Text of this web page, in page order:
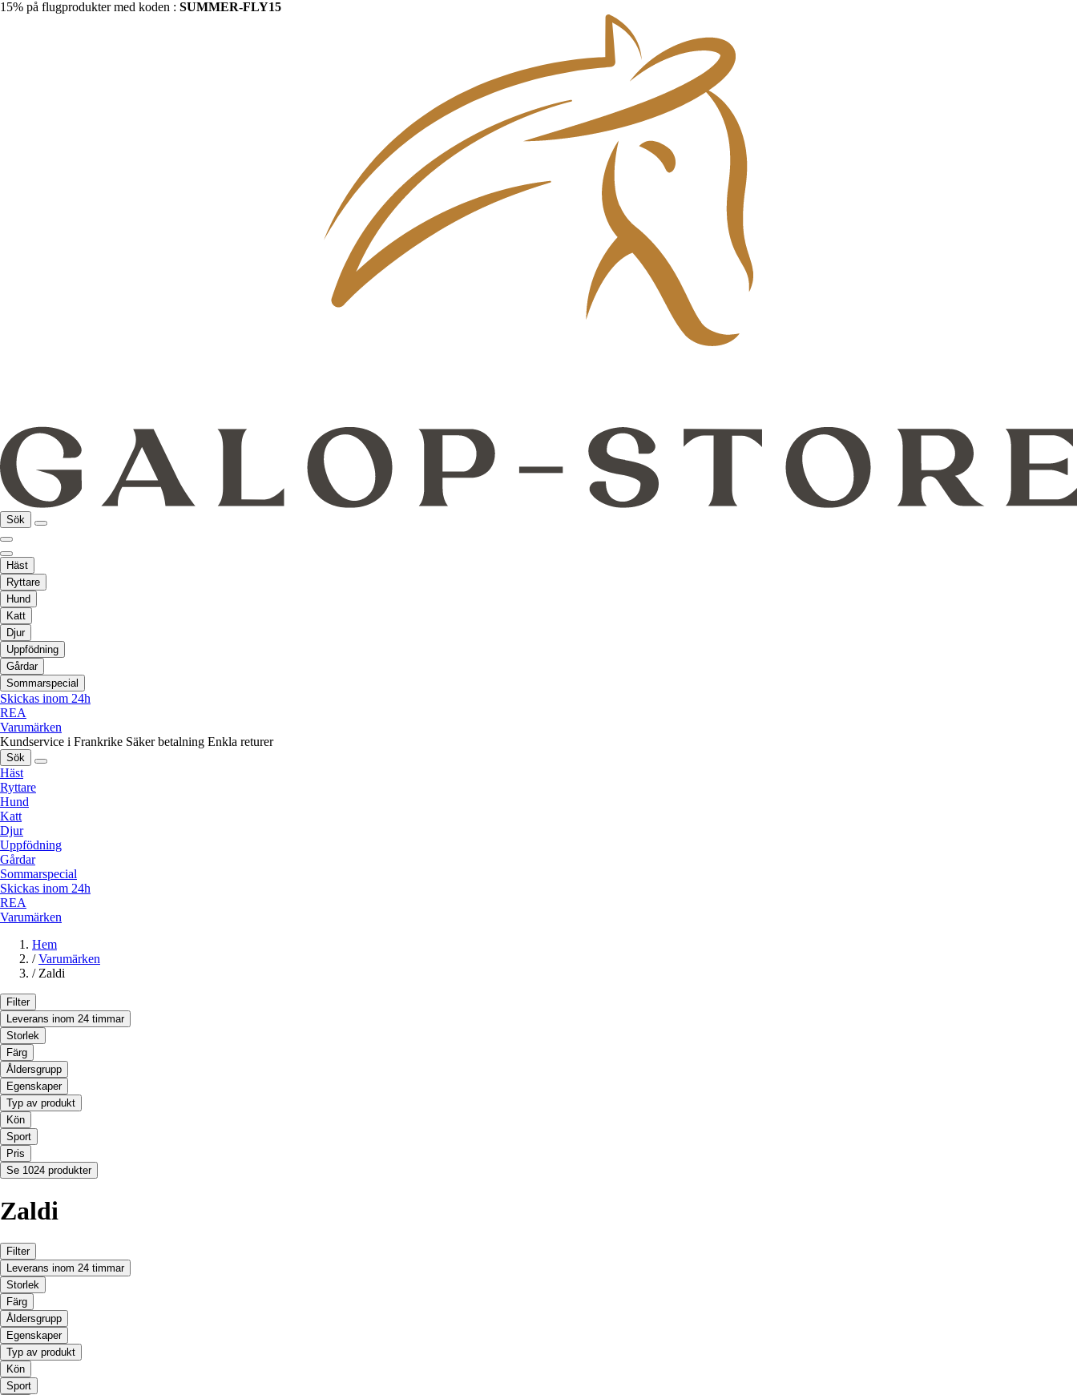
15% på flugprodukter med koden : SUMMER-FLY15
Sök
Häst
Ryttare
Hund
Katt
Djur
Uppfödning
Gårdar
Sommarspecial
Skickas inom 24h
REA
Varumärken
Kundservice i Frankrike Säker betalning Enkla returer
Sök
Häst
Ryttare
Hund
Katt
Djur
Uppfödning
Gårdar
Sommarspecial
Skickas inom 24h
REA
Varumärken
Hem
/ Varumärken
/ Zaldi
Filter
Leverans inom 24 timmar
Storlek
Färg
Åldersgrupp
Egenskaper
Typ av produkt
Kön
Sport
Pris
Se 1024 produkter
Zaldi
Filter
Leverans inom 24 timmar
Storlek
Färg
Åldersgrupp
Egenskaper
Typ av produkt
Kön
Sport